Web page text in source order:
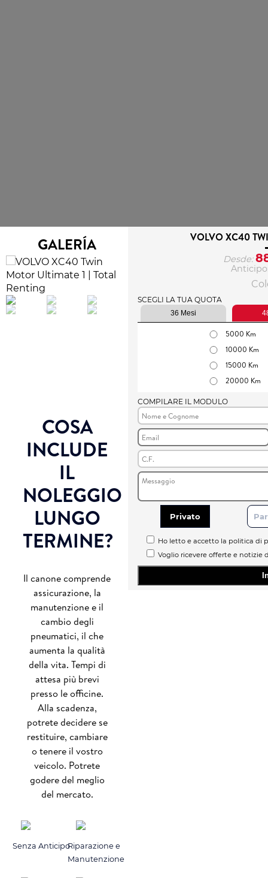
GALERÍA
COSA
INCLUDE
IL
NOLEGGIO
LUNGO
TERMINE?
Il canone comprende
assicurazione, la
manutenzione e il
cambio degli
pneumatici, il che
aumenta la qualità
della vita. Tempi di
attesa più brevi
presso le officine.
Alla scadenza,
potrete decidere se
restituire, cambiare
o tenere il vostro
veicolo. Potrete
godere del meglio
del mercato.
Senza AnticipoRiparazione e
Manutenzione
VOLVO XC40
Desde:
SCEGLI LA TUA QUOTA
36 Mesi
5000 Km
10000 Km
15000 Km
20000 Km
COMPILARE IL MODULO
Privato
Ho letto e accetto la politica di
Voglio ricevere offerte e notizie